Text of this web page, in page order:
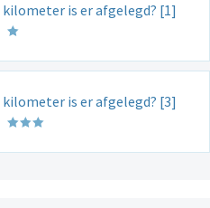
kilometer is er afgelegd? [1]
kilometer is er afgelegd? [3]